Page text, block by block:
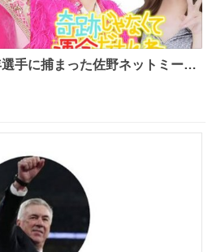
選手に捕まった佐野ネットミーム